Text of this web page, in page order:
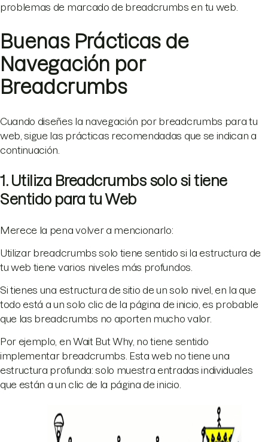
problemas de marcado de breadcrumbs en tu web.
Buenas Prácticas de
Navegación por
Breadcrumbs
Cuando diseñes la navegación por breadcrumbs para tu
web, sigue las prácticas recomendadas que se indican a
continuación.
1. Utiliza Breadcrumbs solo si tiene
Sentido para tu Web
Merece la pena volver a mencionarlo:
Utilizar breadcrumbs solo tiene sentido si la estructura de
tu web tiene varios niveles más profundos.
Si tienes una estructura de sitio de un solo nivel, en la que
todo está a un solo clic de la página de inicio, es probable
que las breadcrumbs no aporten mucho valor.
Por ejemplo, en Wait But Why, no tiene sentido
implementar breadcrumbs. Esta web no tiene una
estructura profunda: solo muestra entradas individuales
que están a un clic de la página de inicio.